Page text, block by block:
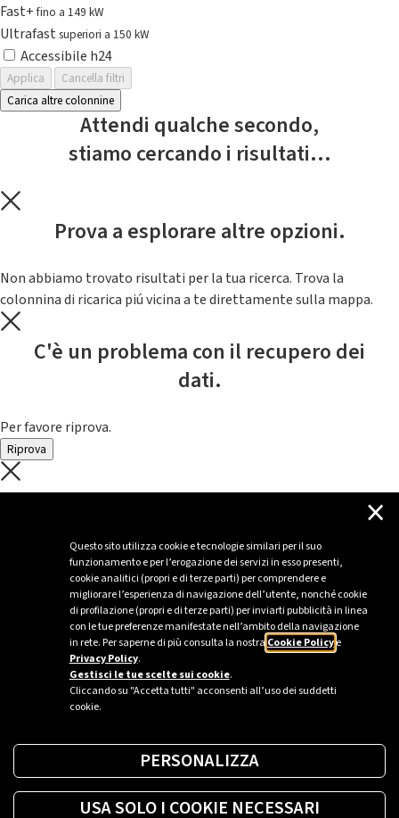
Questo sito utilizza cookie e tecnologie similari per il suo
funzionamento e per l’erogazione dei servizi in esso presenti,
cookie analitici (propri e di terze parti) per comprendere e
migliorare l’esperienza di navigazione dell’utente, nonché cookie
di profilazione (propri e di terze parti) per inviarti pubblicità in linea
con le tue preferenze manifestate nell’ambito della navigazione
in rete. Per saperne di più consulta la nostra Cookie Policye
Privacy Policy.
Gestisci le tue scelte sui cookie.
Cliccando su "Accetta tutti" acconsenti all’uso dei suddetti
cookie.
×
PERSONALIZZA
USA SOLO I COOKIE NECESSARI
Fast+fino a 149 kW
Ultrafast superiori a 150 kW
Accessibile h24
Applica
Cancella filtri
Carica altre colonnine
Attendi qualche secondo,
stiamo cercando i risultati...
Prova a esplorare altre opzioni.
Non abbiamo trovato risultati per la tua ricerca. Trova la
colonnina di ricarica piú vicina a te direttamente sulla mappa.
C'è un problema con il recupero dei
dati.
Per favore riprova.
Riprova
C'è un problema con il recupero dei
Per favore riprova piú tardi
Sei un’azienda o una PA?
Trova la soluzione più giusta per te.
Richiedi una colonnina